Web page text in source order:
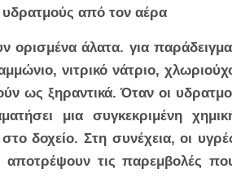
από τον αέρα
ορισμένα άλατα. για
νιτρικό νάτριο,
ως ξηραντικά. Όταν οι
μια συγκεκριμένη
δοχείο. Στη συνέχεια, οι
τις παρεμβολές